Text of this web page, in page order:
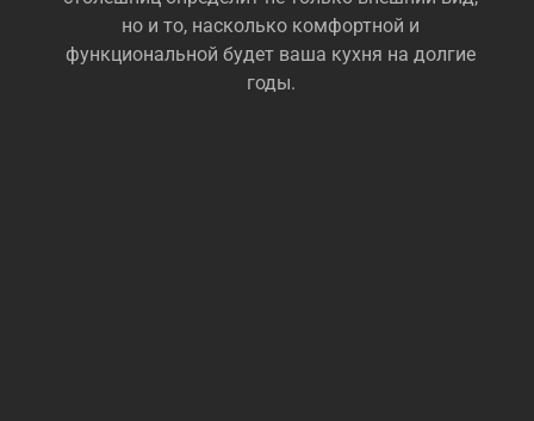
но и то, насколько комфортной и
функциональной будет ваша кухня на долгие
годы.